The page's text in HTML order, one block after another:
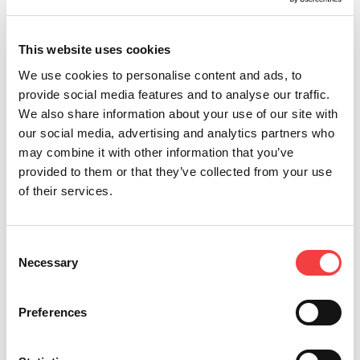
This website uses cookies
We use cookies to personalise content and ads, to
provide social media features and to analyse our traffic.
We also share information about your use of our site with
our social media, advertising and analytics partners who
may combine it with other information that you’ve
provided to them or that they’ve collected from your use
of their services.
Selection
Necessary
Preferences
código fijo con TK100 / TK24 con 884 Decryptor...
Leer todo
transponder Texas Crypto con TK100 / TK40